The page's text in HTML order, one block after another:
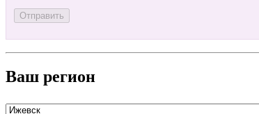
Ваш регион